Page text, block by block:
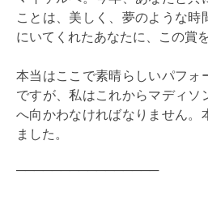
ことは、美しく、夢のような時
にいてくれたあなたに、この賞
本当はここで素晴らしいパフォ
ですが、私はこれからマディソ
へ向かわなければなりません。
ました。
────────────────